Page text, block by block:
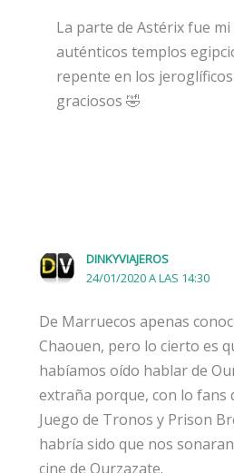
La parte de Astérix fue
auténticos templos
repente en los
graciosos 🤣
DINKYVIAJEROS
24/01/2020 A LAS 14:30
De Marruecos apenas
Chaouen, pero lo cierto es
habíamos oído hablar de
extraña porque, con lo fans
Juego de Tronos y Prison
habría sido que nos
cine de Ourzazate.